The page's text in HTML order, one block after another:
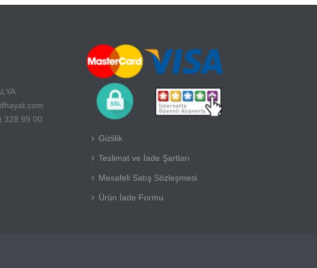
328 99 00
Gizlilik
Teslimat ve İade Şartları
Mesafeli Satış Sözleşmesi
Ürün İade Formu